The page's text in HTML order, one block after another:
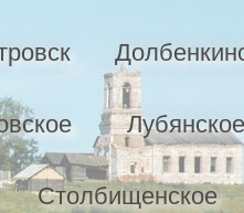
Лубянское
Столбищенское